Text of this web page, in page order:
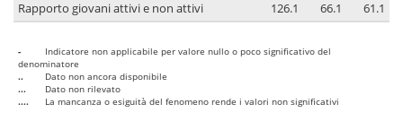
Rapporto giovani attivi e non attivi 126.1 66.1 61.1
-
Indicatore non applicabile per valore nullo o poco significativo del
denominatore
..
Dato non ancora disponibile
...
Dato non rilevato
....
La mancanza o esiguità del fenomeno rende i valori non significativi